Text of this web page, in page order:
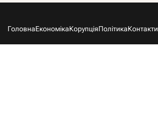
ГоловнаЕкономікаКорупціяПолітикаКонтакти